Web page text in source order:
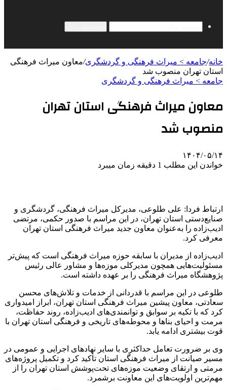
خانه/جامعه > میراث فرهنگی و گردشگری/معاون میراث فرهنگی
استان تهران منصوب شد
جامعه > میراث فرهنگی و گردشگری
معاون میراث فرهنگی استان تهران
منصوب شد
۱۴۰۴/۰۵/۱۴
خواندن این مطلب 1 دقیقه زمان میبرد
ارتباط فردا: علی طلوعی، مدیرکل میراث فرهنگی، گردشگری و
صنایع‌دستی استان تهران، در این مراسم با صدور حکمی، مرتضی
ادیب‌زاده را به‌عنوان معاون جدید میراث فرهنگی استان تهران
معرفی کرد.
ادیب‌زاده از مدیران با سابقه حوزه میراث فرهنگی است که پیش‌تر
مسئولیت‌هایی همچون مدیرکلی موزه‌ها و مشاور عالی رئیس
پژوهشگاه میراث فرهنگی را بر عهده داشته است.
طلوعی در این مراسم با قدردانی از خدمات و تلاش‌های محسن
سعادتی، معاون پیشین میراث فرهنگی استان تهران، ابراز امیدواری
کرد که با تکیه بر سوابق و توانمندی‌های ادیب‌زاده، روند حفاظت،
مرمت و احیای بناها و محوطه‌های تاریخی و فرهنگی استان تهران با
قوت بیشتری ادامه یابد.
وی بر ضرورت تعامل حداکثری با سایر نهادهای اجرایی و عمومی در
مسیر صیانت از میراث فرهنگی استان تأکید کرد و تکمیل پروژه‌های
مرمتی و ارتقای وضعیت موزه‌های تحت‌پوشش استان تهران را از
مهم‌ترین اولویت‌های این معاونت برشمرد.